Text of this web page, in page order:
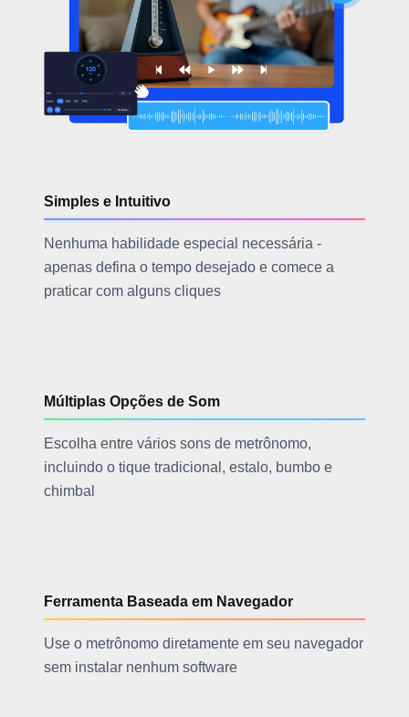
Simples e Intuitivo
Nenhuma habilidade especial necessária -
apenas defina o tempo desejado e comece a
praticar com alguns cliques
Múltiplas Opções de Som
Escolha entre vários sons de metrônomo,
incluindo o tique tradicional, estalo, bumbo e
chimbal
Ferramenta Baseada em Navegador
Use o metrônomo diretamente em seu navegador
sem instalar nenhum software